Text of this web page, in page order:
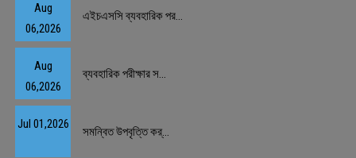
Aug
06,2026
এইচএসসি ব্যবহারিক পর...
Aug
06,2026
ব্যবহারিক পরীক্ষার স...
Jul 01,2026
সমন্বিত উপবৃত্তি কর্...